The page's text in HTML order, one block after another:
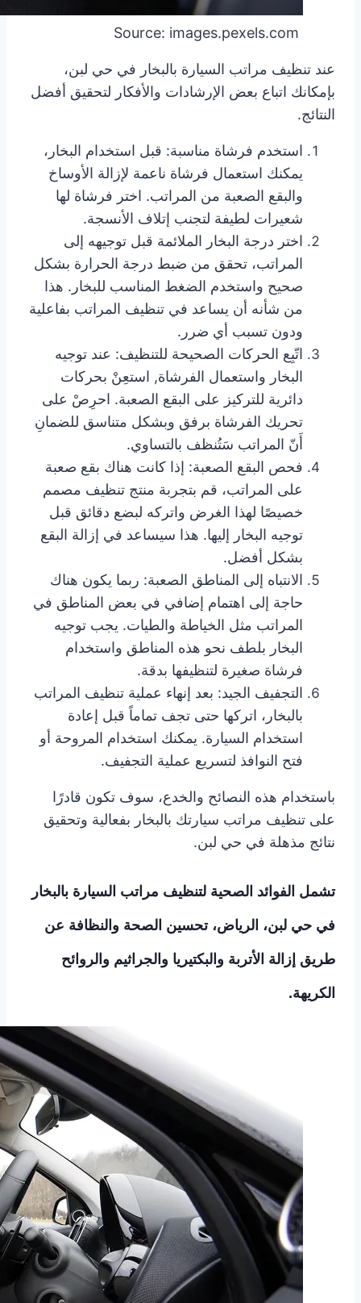
عند تنظيف مراتب السيارة بالبخار في حي لبن،
بإمكانك اتباع بعض الإرشادات والأفكار لتحقيق أفضل
النتائج.
استخدم فرشاة مناسبة: قبل استخدام البخار،
يمكنك استعمال فرشاة ناعمة لإزالة الأوساخ
والبقع الصعبة من المراتب. اختر فرشاة لها
شعيرات لطيفة لتجنب إتلاف الأنسجة.
اختر درجة البخار الملائمة قبل توجيهه إلى
المراتب، تحقق من ضبط درجة الحرارة بشكل
صحيح واستخدم الضغط المناسب للبخار. هذا
من شأنه أن يساعد في تنظيف المراتب بفاعلية
ودون تسبب أي ضرر.
اتّبِع الحركات الصحيحة للتنظيف: عند توجيه
البخار واستعمال الفرشاة, استعِنْ بحركات
دائرية للتركيز على البقع الصعبة. احرِصْ على
تحريك الفرشاة برفق وبشكل متناسق للضمانِ
أَنّ المراتب سَتُنظف بالتساوي.
فحص البقع الصعبة: إذا كانت هناك بقع صعبة
على المراتب، قم بتجربة منتج تنظيف مصمم
خصيصًا لهذا الغرض واتركه لبضع دقائق قبل
توجيه البخار إليها. هذا سيساعد في إزالة البقع
بشكل أفضل.
الانتباه إلى المناطق الصعبة: ربما يكون هناك
حاجة إلى اهتمام إضافي في بعض المناطق في
المراتب مثل الخياطة والطيات. يجب توجيه
البخار بلطف نحو هذه المناطق واستخدام
فرشاة صغيرة لتنظيفها بدقة.
التجفيف الجيد: بعد إنهاء عملية تنظيف المراتب
بالبخار، اتركها حتى تجف تماماً قبل إعادة
استخدام السيارة. يمكنك استخدام المروحة أو
فتح النوافذ لتسريع عملية التجفيف.
باستخدام هذه النصائح والخدع، سوف تكون قادرًا
على تنظيف مراتب سيارتك بالبخار بفعالية وتحقيق
نتائج مذهلة في حي لبن.
تشمل الفوائد الصحية لتنظيف مراتب السيارة بالبخار
في حي لبن، الرياض، تحسين الصحة والنظافة عن
طريق إزالة الأتربة والبكتيريا والجراثيم والروائح
الكريهة.